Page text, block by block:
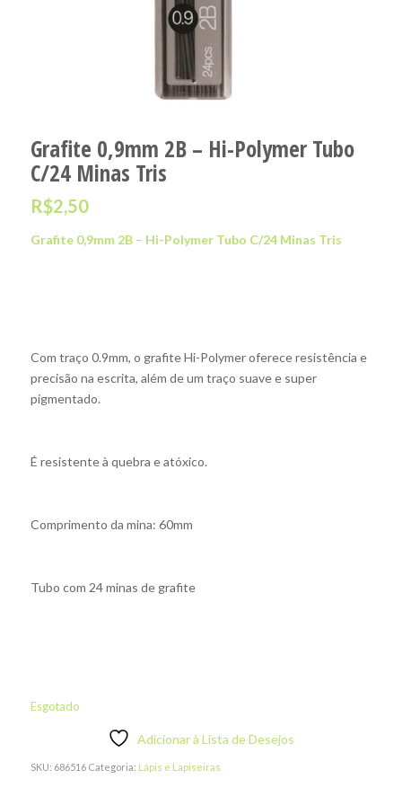
Grafite 0,9mm 2B – Hi-Polymer Tubo
C/24 Minas Tris
R$2,50
Grafite 0,9mm 2B – Hi-Polymer Tubo C/24 Minas Tris
Com traço 0.9mm, o grafite Hi-Polymer oferece resistência e
precisão na escrita, além de um traço suave e super
pigmentado.
É resistente à quebra e atóxico.
Comprimento da mina: 60mm
Tubo com 24 minas de grafite
Esgotado
Adicionar à Lista de Desejos
SKU: 686516 Categoria: Lápis e Lapiseiras